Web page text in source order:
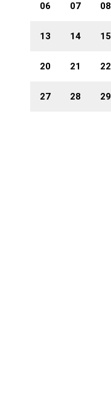
06 07 08
13 14 15
20 21 22
27 28 29